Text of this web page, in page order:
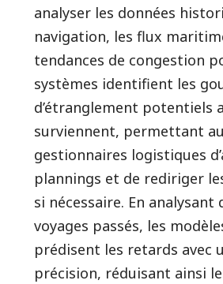
analyser les données
navigation, les flux
tendances de congestion
systèmes identifient les
d’étranglement potentiels
surviennent, permettant
gestionnaires logistiques
plannings et de rediriger
si nécessaire. En analysant
voyages passés, les
prédisent les retards avec
précision, réduisant ainsi